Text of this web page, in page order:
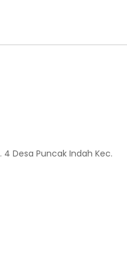
4 Desa Puncak Indah Kec.